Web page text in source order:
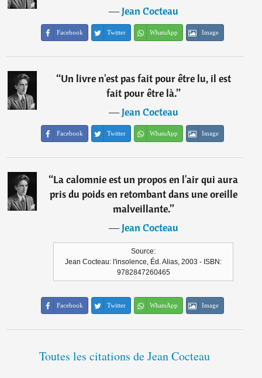
―Jean Cocteau
Facebook Twitter WhatsApp Image
“Un livre n'est pas fait pour être lu, il est
fait pour être là.”
―Jean Cocteau
Facebook Twitter WhatsApp Image
“La calomnie est un propos en l'air qui aura
pris du poids en retombant dans une oreille
malveillante.”
―Jean Cocteau
Source:
Jean Cocteau: l'insolence, Éd. Alias, 2003 - ISBN:
9782847260465
Facebook Twitter WhatsApp Image
Toutes les citations de Jean Cocteau